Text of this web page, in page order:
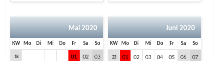
Mai 2020
KW Mo Di Mi Do Fr Sa So
18 01 02 03
Juni 2020
KW Mo Di Mi Do Fr Sa So
23 01 02 03 04 05 06 07